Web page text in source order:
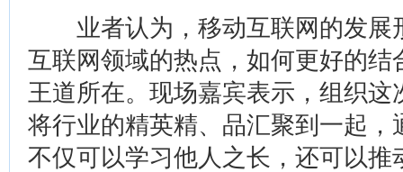
业者认为，移动互联网的发展
互联网领域的热点，如何更好的
王道所在。现场嘉宾表示，组织
将行业的精英精、品汇聚到一起
不仅可以学习他人之长，还可以